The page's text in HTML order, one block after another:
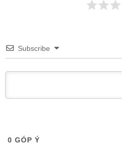
Subscribe
0 GÓP Ý